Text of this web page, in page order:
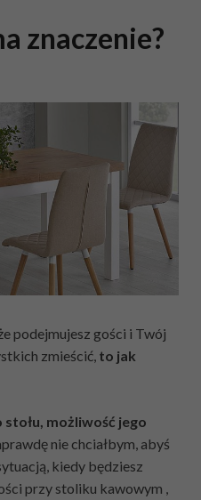
znaczenie?
podejmujesz gości i Twój
zmieścić, to jak
możliwość jego
nie chciałbym, abyś
kiedy będziesz
przy stoliku kawowym ,